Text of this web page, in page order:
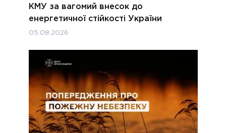
КМУ за вагомий внесок до
енергетичної стійкості України
05.08.2026